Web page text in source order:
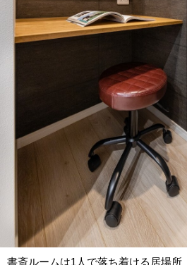
書斎ルームは1人で落ち着ける居場所